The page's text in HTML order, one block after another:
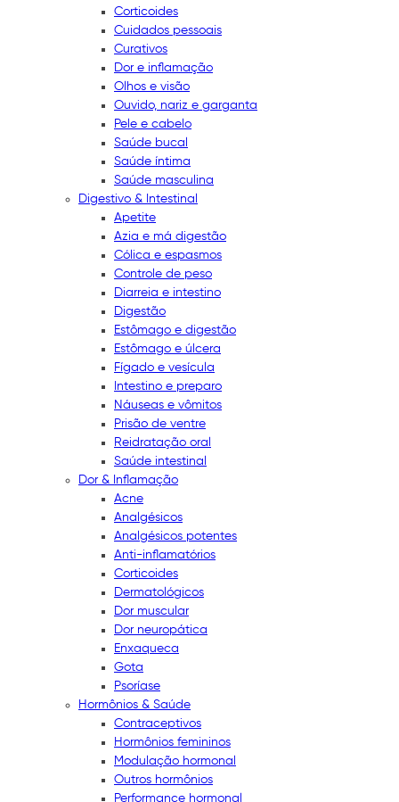
Corticoides
Cuidados pessoais
Curativos
Dor e inflamação
Olhos e visão
Ouvido, nariz e garganta
Pele e cabelo
Saúde bucal
Saúde íntima
Saúde masculina
Digestivo & Intestinal
Apetite
Azia e má digestão
Cólica e espasmos
Controle de peso
Diarreia e intestino
Digestão
Estômago e digestão
Estômago e úlcera
Fígado e vesícula
Intestino e preparo
Náuseas e vômitos
Prisão de ventre
Reidratação oral
Saúde intestinal
Dor & Inflamação
Acne
Analgésicos
Analgésicos potentes
Anti-inflamatórios
Corticoides
Dermatológicos
Dor muscular
Dor neuropática
Enxaqueca
Gota
Psoríase
Hormônios & Saúde
Contraceptivos
Hormônios femininos
Modulação hormonal
Outros hormônios
Performance hormonal